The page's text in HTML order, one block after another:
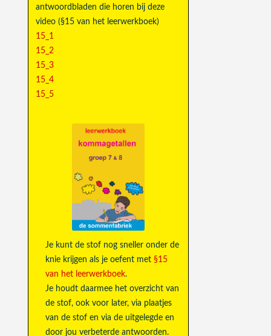
antwoordbladen die horen bij deze
video (§15 van het leerwerkboek)
15_1
15_2
15_3
15_4
15_5
Je kunt de stof nog sneller onder de
knie krijgen als je oefent met §15
van het leerwerkboek.
Je houdt daarmee het overzicht van
de stof, ook voor later, via plaatjes
van de stof en via de uitgelegde en
door jou verbeterde antwoorden.